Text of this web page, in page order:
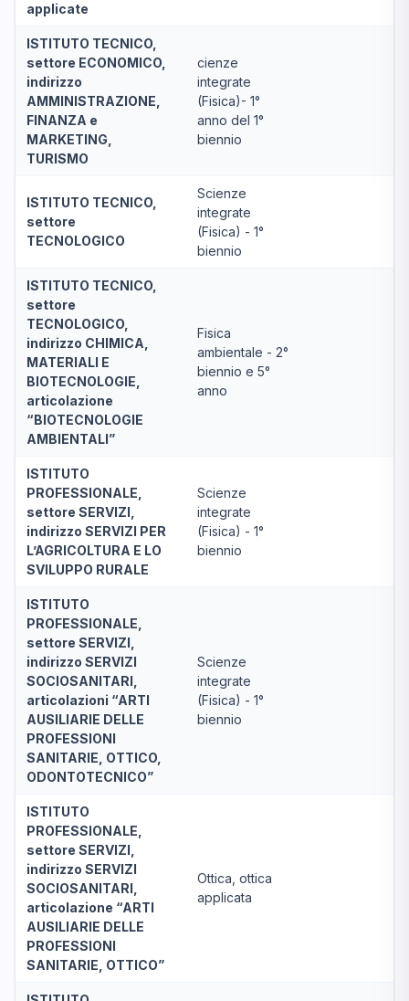
applicate
ISTITUTO TECNICO,
settore ECONOMICO,
indirizzo
AMMINISTRAZIONE,
FINANZA e
MARKETING,
TURISMO
cienze
integrate
(Fisica)- 1°
anno del 1°
biennio
ISTITUTO TECNICO,
settore
TECNOLOGICO
Scienze
integrate
(Fisica) - 1°
biennio
ISTITUTO TECNICO,
settore
TECNOLOGICO,
indirizzo CHIMICA,
MATERIALI E
BIOTECNOLOGIE,
articolazione
“BIOTECNOLOGIE
AMBIENTALI”
Fisica
ambientale - 2°
biennio e 5°
anno
ISTITUTO
PROFESSIONALE,
settore SERVIZI,
indirizzo SERVIZI PER
L’AGRICOLTURA E LO
SVILUPPO RURALE
Scienze
integrate
(Fisica) - 1°
biennio
ISTITUTO
PROFESSIONALE,
settore SERVIZI,
indirizzo SERVIZI
SOCIOSANITARI,
articolazioni “ARTI
AUSILIARIE DELLE
PROFESSIONI
SANITARIE, OTTICO,
ODONTOTECNICO”
Scienze
integrate
(Fisica) - 1°
biennio
ISTITUTO
PROFESSIONALE,
settore SERVIZI,
indirizzo SERVIZI
SOCIOSANITARI,
articolazione “ARTI
AUSILIARIE DELLE
PROFESSIONI
SANITARIE, OTTICO”
Ottica, ottica
applicata